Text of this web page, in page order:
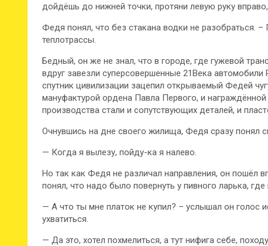
дойдёшь до нижней точки, протяни левую руку
Федя понял, что без стакана водки не разобраться.
теплотрассы.
Бедный, он же не знал, что в городе, где гужевой
вдруг завезли суперсовершенные 21Века
спутник цивилизации зацепил открываемый Федей
мануфактурой ордена Павла Первого, и
производства стали и сопутствующих деталей, и
Очнувшись на дне своего жилища, Федя сразу понял
— Когда я вылезу, пойду-ка я налево.
Но так как Федя не различал направления, он пошёл
понял, что надо было повернуть у пивного ларька,
— А что ты мне платок не купил? – услышал он голос
ухватиться.
— Да это, хотел похмелиться, а тут нифига себе,